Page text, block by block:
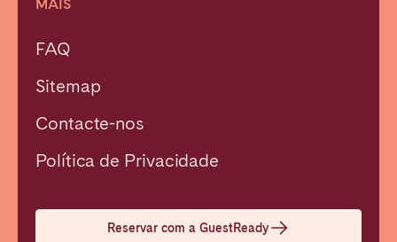
MAIS
FAQ
Sitemap
Contacte-nos
Política de Privacidade
Reservar com a GuestReady
Selecionar idioma
English
Français